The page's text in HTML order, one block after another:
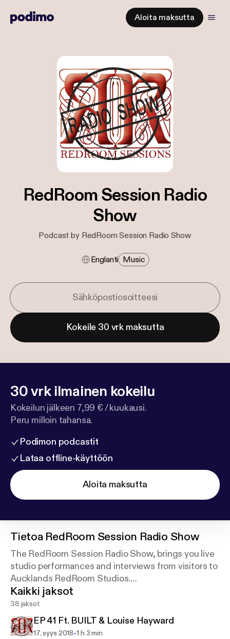
Aloita maksutta
RedRoom Session Radio
Show
Podcast by RedRoom Session Radio Show
Englanti Music
Kokeile 30 vrk maksutta
30 vrk ilmainen kokeilu
Kokeilun jälkeen 7,99 € / kuukausi.
Peru milloin tahansa.
Podimon podcastit
Lataa offline-käyttöön
Aloita maksutta
Tietoa RedRoom Session Radio Show
The RedRoom Session Radio Show, brings you live
studio performances and interviews from visitors to
Aucklands RedRoom Studios.
Hosted by TeMatera Smith, Producer, engineer and
musician, the show is by musicians for musicians
and music lovers.
Kaikki jaksot
38 jaksot
EP 41 Ft. BUILT & Louise Hayward
17. syys 2018-1 h 3 min